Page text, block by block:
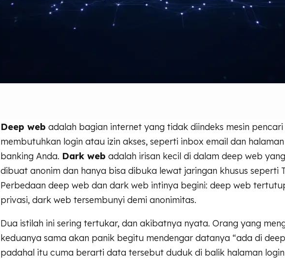
Deep web adalah bagian internet yang tidak diindeks mesin
membutuhkan login atau izin akses, seperti inbox email dan
banking Anda. Dark web adalah irisan kecil di dalam deep web
dibuat anonim dan hanya bisa dibuka lewat jaringan khusus seperti
Perbedaan deep web dan dark web intinya begini: deep web
privasi, dark web tersembunyi demi anonimitas.
Dua istilah ini sering tertukar, dan akibatnya nyata. Orang yang
keduanya sama akan panik begitu mendengar datanya “ada di
padahal itu cuma berarti data tersebut duduk di balik halaman